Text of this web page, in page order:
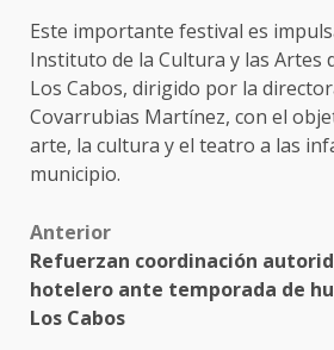
Este importante festival es
Instituto de la Cultura y las Artes
Los Cabos, dirigido por la
Covarrubias Martínez, con el
arte, la cultura y el teatro a las
municipio.
Post
navigation
Anterior
Refuerzan coordinación
hotelero ante temporada de
Los Cabos